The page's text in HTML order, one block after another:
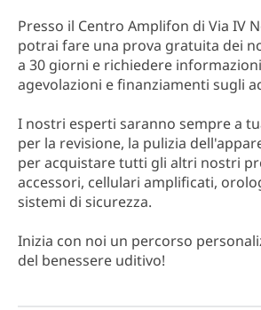
Presso il Centro Amplifon di Via IV
potrai fare una prova gratuita dei
a 30 giorni e richiedere
agevolazioni e finanziamenti sugli
I nostri esperti saranno sempre a
per la revisione, la pulizia
per acquistare tutti gli altri nostri
accessori, cellulari amplificati,
sistemi di sicurezza.
Inizia con noi un percorso
del benessere uditivo!